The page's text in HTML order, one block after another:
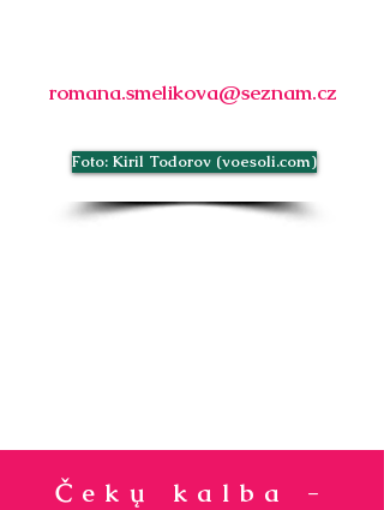
romana.smelikova@seznam.cz
Foto: Kiril Todorov (voesoli.com)
Čekų kalba -